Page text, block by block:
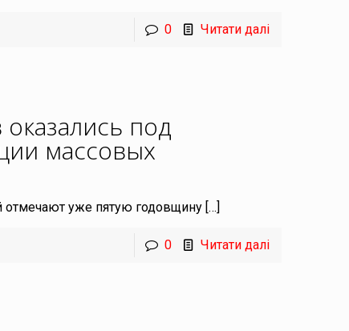
0 Читати далі
под
массовых
уже пятую годовщину […]
0 Читати далі